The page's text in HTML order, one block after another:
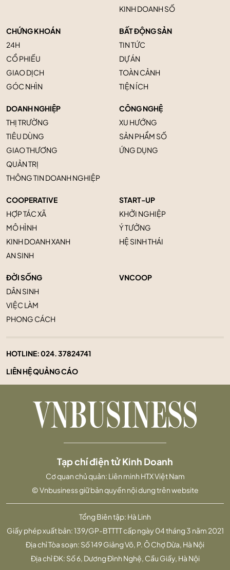
KINH DOANH SỐ
CHỨNG KHOÁN
24H
CỔ PHIẾU
GIAO DỊCH
GÓC NHÌN
BẤT ĐỘNG SẢN
TIN TỨC
DỰ ÁN
TOÀN CẢNH
TIỆN ÍCH
DOANH NGHIỆP
THỊ TRƯỜNG
TIÊU DÙNG
GIAO THƯƠNG
QUẢN TRỊ
THÔNG TIN DOANH NGHIỆP
CÔNG NGHỆ
XU HƯỚNG
SẢN PHẨM SỐ
ỨNG DỤNG
COOPERATIVE
HỢP TÁC XÃ
MÔ HÌNH
KINH DOANH XANH
AN SINH
START-UP
KHỞI NGHIỆP
Ý TƯỞNG
HỆ SINH THÁI
ĐỜI SỐNG
DÂN SINH
VIỆC LÀM
PHONG CÁCH
VNCOOP
HOTLINE:024. 37824741
LIÊN HỆ QUẢNG CÁO
Tổng Biên tập: Hà Linh
Giấy phép xuất bản: 139/GP-BTTTT cấp ngày 04 tháng 3 năm 2021
Địa chỉ Tòa soạn: Số 149 Giảng Võ, P. Ô Chợ Dừa, Hà Nội
Địa chỉ ĐK: Số 6, Dương Đình Nghệ, Cầu Giấy, Hà Nội
Tạp chí điện tử Kinh Doanh
Cơ quan chủ quản: Liên minh HTX Việt Nam
© Vnbusiness giữ bản quyền nội dung trên website